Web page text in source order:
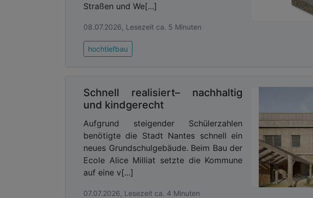
Straßen und We[...]
08.07.2026, Lesezeit ca. 5 Minuten
hochtiefbau
Schnell realisiert– nachhaltig
und kindgerecht
Aufgrund steigender Schülerzahlen
benötigte die Stadt Nantes schnell ein
neues Grundschulgebäude. Beim Bau der
Ecole Alice Milliat setzte die Kommune
auf eine v[...]
07.07.2026, Lesezeit ca. 4 Minuten